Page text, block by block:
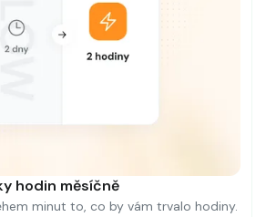
hodin měsíčně
minut to, co by vám trvalo hodiny.